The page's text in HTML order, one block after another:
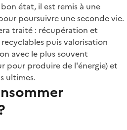
état, il est remis à une
poursuivre une seconde vie.
traité : récupération et
puis valorisation
avec le plus souvent
pour produire de l'énergie) et
ultimes.